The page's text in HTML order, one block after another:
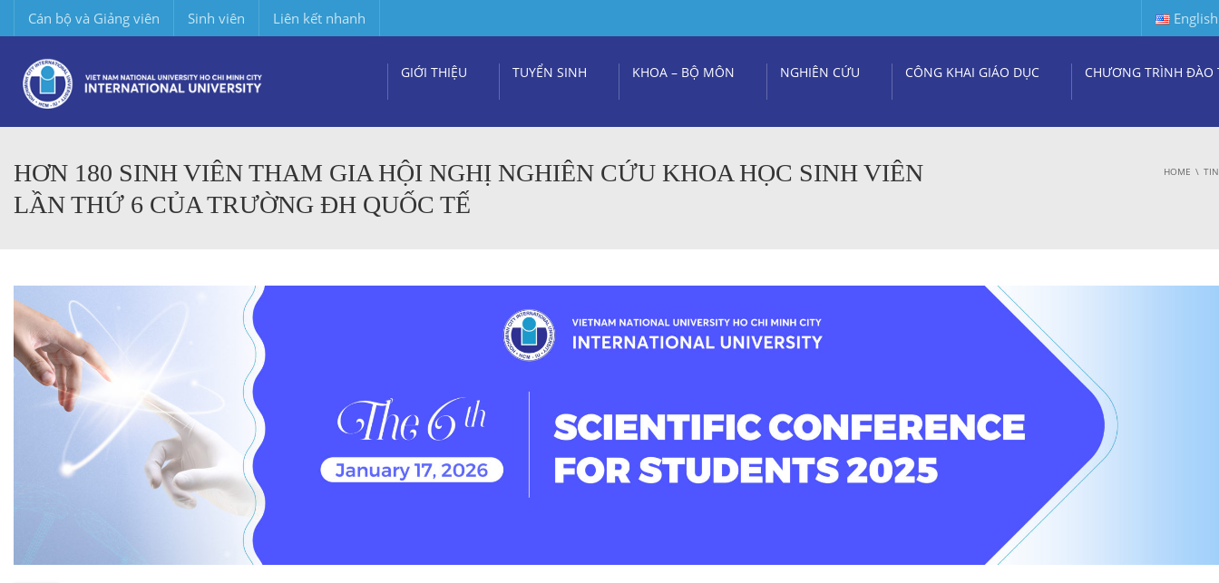
Cán bộ và Giảng viên Sinh viên Liên kết nhanh English
GIỚI THIỆU TUYỂN SINH KHOA – BỘ MÔN NGHIÊN CỨU CÔNG KHAI GIÁO DỤC CHƯƠNG TRÌNH ĐÀO
HƠN 180 SINH VIÊN THAM GIA HỘI NGHỊ NGHIÊN CỨU KHOA HỌC SINH VIÊN
LẦN THỨ 6 CỦA TRƯỜNG ĐH QUỐC TẾ
HOME